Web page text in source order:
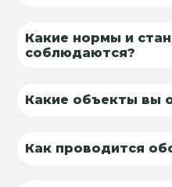
Какие нормы и
соблюдаются?
Какие объекты вы
Как проводится